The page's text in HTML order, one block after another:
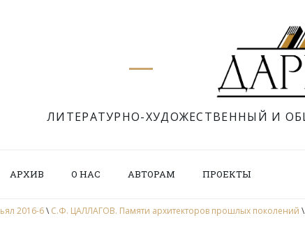
ЛИТЕРАТУРНО-ХУДОЖЕСТВЕННЫЙ И
АРХИВ О НАС АВТОРАМ ПРОЕКТЫ
2016-6\ С.Ф. ЦАЛЛАГОВ. Памяти архитекторов прошлых поколений \